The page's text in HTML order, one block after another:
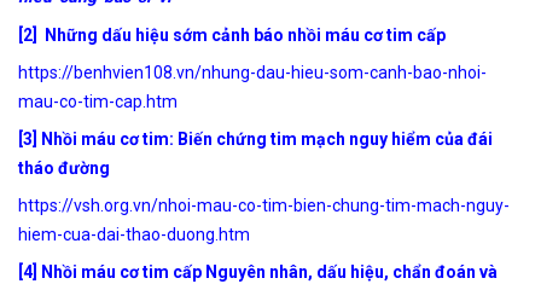
[2] Những dấu hiệu sớm cảnh báo nhồi máu cơ tim cấp
https://benhvien108.vn/nhung-dau-hieu-som-canh-bao-nhoi-
mau-co-tim-cap.htm
[3] Nhồi máu cơ tim: Biến chứng tim mạch nguy hiểm của đái
tháo đường
https://vsh.org.vn/nhoi-mau-co-tim-bien-chung-tim-mach-nguy-
hiem-cua-dai-thao-duong.htm
[4] Nhồi máu cơ tim cấp Nguyên nhân, dấu hiệu, chẩn đoán và